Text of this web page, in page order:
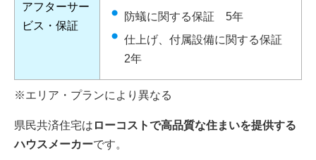
アフターサー
ビス・保証
防蟻に関する保証 5年
仕上げ、付属設備に関する保証
2年
※エリア・プランにより異なる
県民共済住宅は ローコストで高品質な住まいを提供する
ハウスメーカーです。